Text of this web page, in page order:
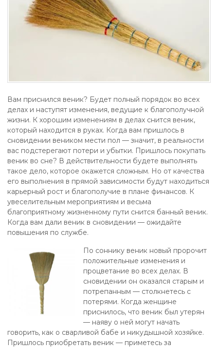
Вам приснился веник? Будет полный порядок во всех
делах и наступят изменения, ведущие к благополучной
жизни. К хорошим изменениям в делах снится веник,
который находится в руках. Когда вам пришлось в
сновидении веником мести пол — значит, в реальности
вас подстерегают потери и убытки. Пришлось покупать
веник во сне? В действительности будете выполнять
такое дело, которое окажется сложным. Но от качества
его выполнения в прямой зависимости будут находиться
карьерный рост и благополучие в плане финансов. К
увеселительным мероприятиям и весьма
благоприятному жизненному пути снится банный веник.
Когда вам дали веник в сновидении — ожидайте
повышения по службе.
По соннику веник новый пророчит
положительные изменения и
процветание во всех делах. В
сновидении он оказался старым и
потрепанным — столкнетесь с
потерями. Когда женщине
приснилось, что веник был утерян
— наяву о ней могут начать
говорить, как о сварливой бабе и никудышной хозяйке.
Пришлось приобретать веник — приметесь за